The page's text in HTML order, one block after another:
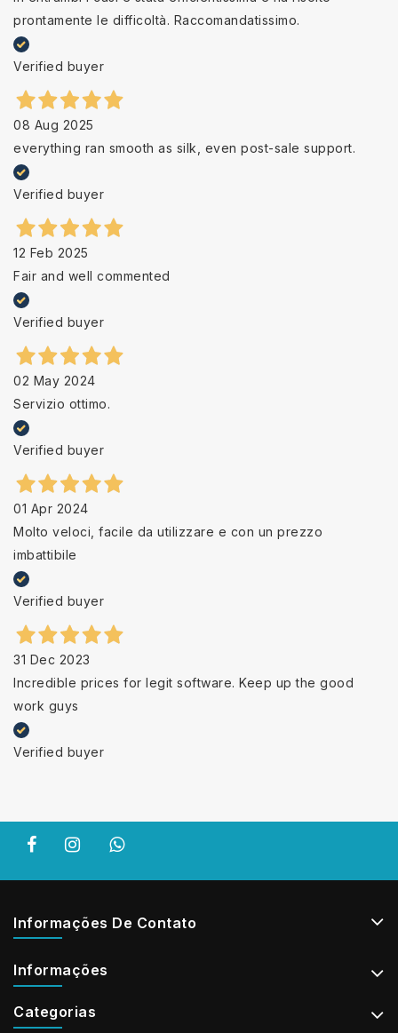
prontamente le difficoltà. Raccomandatissimo.
Verified buyer
08 Aug 2025
everything ran smooth as silk, even post-sale support.
Verified buyer
12 Feb 2025
Fair and well commented
Verified buyer
02 May 2024
Servizio ottimo.
Verified buyer
01 Apr 2024
Molto veloci, facile da utilizzare e con un prezzo
imbattibile
Verified buyer
31 Dec 2023
Incredible prices for legit software. Keep up the good
work guys
Verified buyer
Informações De Contato
Informações
Categorias